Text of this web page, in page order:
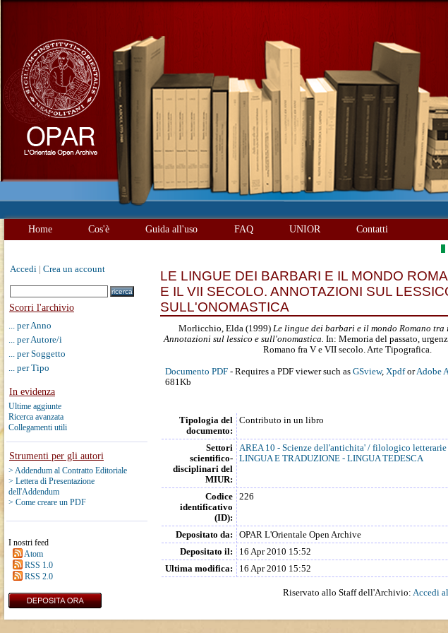
Home Cos'è Guida all'uso FAQ UNIOR Contatti
Accedi Crea un account
Scorri l'archivio
... per Anno
... per Autore/i
... per Soggetto
... per Tipo
In evidenza
Ultime aggiunte
Ricerca avanzata
Collegamenti utili
Strumenti per gli autori
> Addendum al Contratto Editoriale
> Lettera di Presentazione
dell'Addendum
> Come creare un PDF
I nostri feed
Atom
RSS 1.0
RSS 2.0
LE LINGUE DEI BARBARI E IL MONDO
E IL VII SECOLO. ANNOTAZIONI SUL
SULL'ONOMASTICA
Morlicchio, Elda(1999) Le lingue dei barbari e il mondo Romano tra
Annotazioni sul lessico e sull'onomastica. In: Memoria del passato,
Romano fra V e VII secolo. Arte Tipografica.
Documento PDF - Requires a PDF viewer such as GSview, XpdforAdobe
681Kb
Tipologia del
documento:
Contributo in un libro
Settori
scientifico-
disciplinari del
MIUR:
AREA 10 - Scienze dell'antichita' / filologico
LINGUA E TRADUZIONE - LINGUA TEDESCA
Codice
identificativo
(ID):
226
Depositato da:
OPAR L'Orientale Open Archive
Depositato il:
16 Apr 2010 15:52
Ultima modifica:
16 Apr 2010 15:52
Riservato allo Staff dell'Archivio: Accedi